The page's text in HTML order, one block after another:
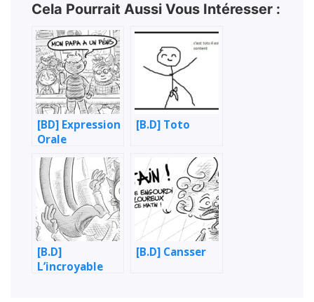
Cela Pourrait Aussi Vous Intéresser :
[BD] Expression
Orale
[B.D] Toto
[B.D]
L’incroyable
[B.D] Cansser